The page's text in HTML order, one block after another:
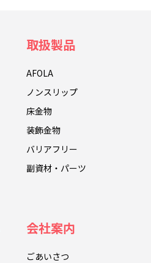
取扱製品
AFOLA
ノンスリップ
床金物
装飾金物
バリアフリー
副資材・パーツ
会社案内
ごあいさつ